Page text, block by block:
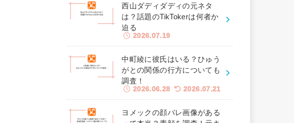
西山ダディダディの元ネタ
は？話題のTikTokerは何者か
迫る
2026.07.19
中町綾に彼氏はいる？ひゅう
がとの関係の行方についても
調査！
2026.06.28 2026.07.21
ヨメックの顔バレ画像がある